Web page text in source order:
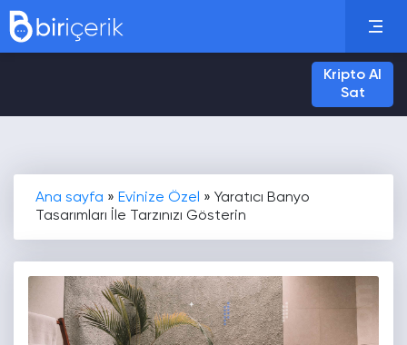
Kripto Al
Sat
Ana sayfa » Evinize Özel » Yaratıcı Banyo
Tasarımları İle Tarzınızı Gösterin